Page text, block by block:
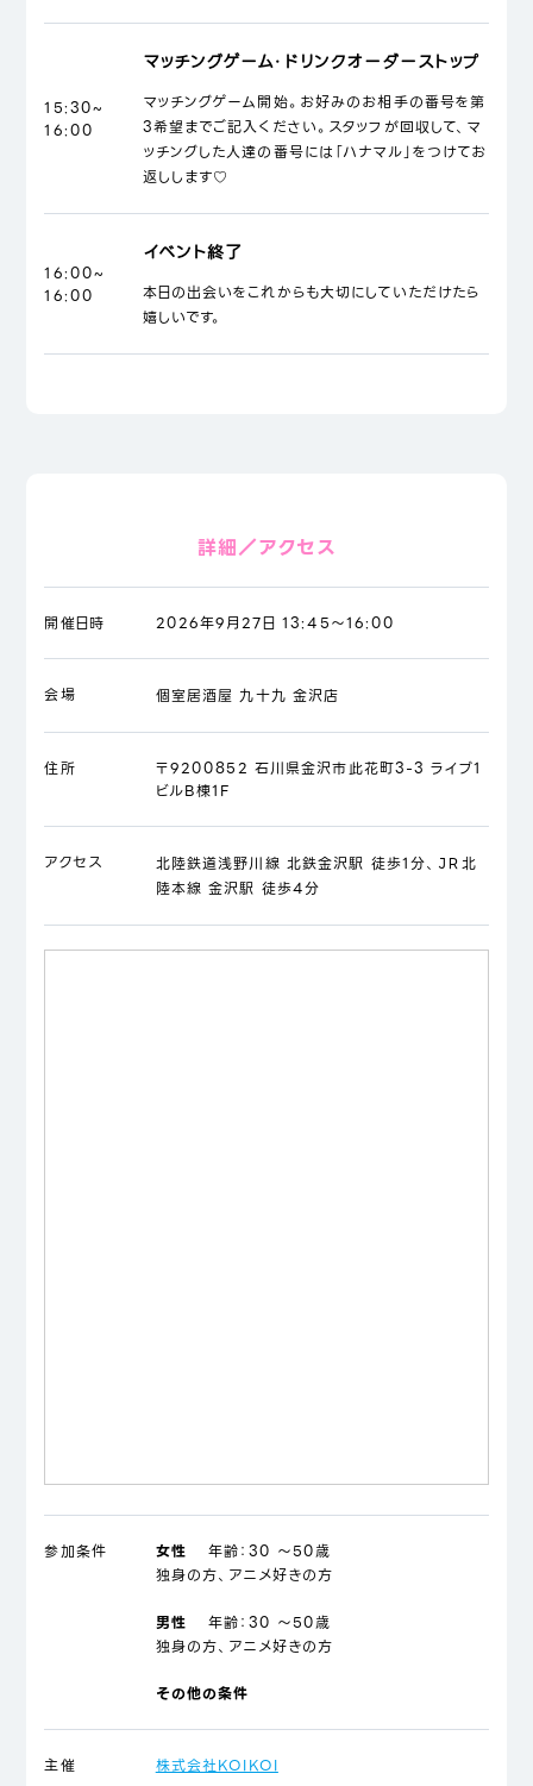
15:30~
16:00
マッチングゲーム・ドリンクオーダーストップ
マッチングゲーム開始。お好みのお相手の番号を第
3希望までご記入ください。スタッフが回収して、マ
ッチングした人達の番号には「ハナマル」をつけてお
返しします♡
16:00~
16:00
イベント終了
本日の出会いをこれからも大切にしていただけたら
嬉しいです。
詳細／アクセス
開催日時 2026年9月27日 13:45～16:00
会場 個室居酒屋 九十九 金沢店
住所
〒9200852 石川県金沢市此花町3-3 ライブ1
ビルB棟1F
アクセス
北陸鉄道浅野川線 北鉄金沢駅 徒歩1分、ＪＲ北
陸本線 金沢駅 徒歩4分
参加条件 女性 年齢： 30 ～50歳
独身の方、アニメ好きの方
男性 年齢： 30 ～50歳
独身の方、アニメ好きの方
その他の条件
主催 株式会社KOIKOI